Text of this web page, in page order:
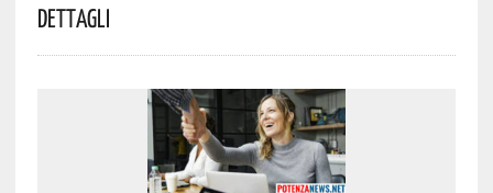
Dettagli